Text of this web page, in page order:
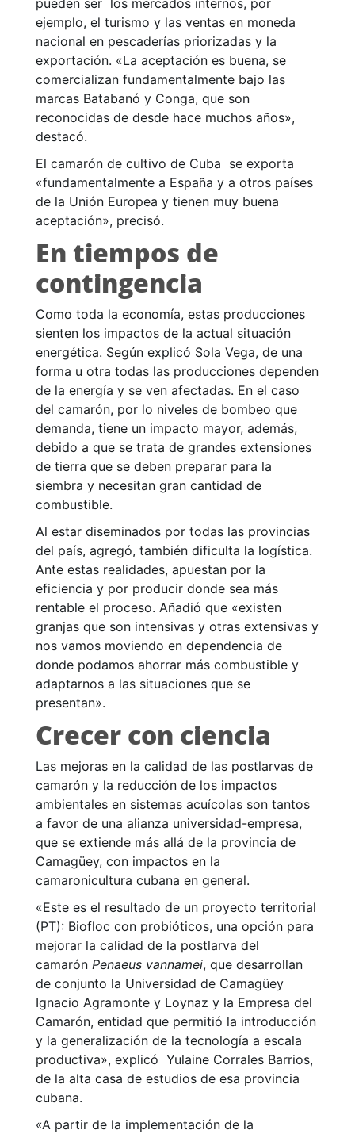
pueden ser los mercados internos, por
ejemplo, el turismo y las ventas en moneda
nacional en pescaderías priorizadas y la
exportación. «La aceptación es buena, se
comercializan fundamentalmente bajo las
marcas Batabanó y Conga, que son
reconocidas de desde hace muchos años»,
destacó.
El camarón de cultivo de Cuba se exporta
«fundamentalmente a España y a otros países
de la Unión Europea y tienen muy buena
aceptación», precisó.
En tiempos de
contingencia
Como toda la economía, estas producciones
sienten los impactos de la actual situación
energética. Según explicó Sola Vega, de una
forma u otra todas las producciones dependen
de la energía y se ven afectadas. En el caso
del camarón, por lo niveles de bombeo que
demanda, tiene un impacto mayor, además,
debido a que se trata de grandes extensiones
de tierra que se deben preparar para la
siembra y necesitan gran cantidad de
combustible.
Al estar diseminados por todas las provincias
del país, agregó, también dificulta la logística.
Ante estas realidades, apuestan por la
eficiencia y por producir donde sea más
rentable el proceso. Añadió que «existen
granjas que son intensivas y otras extensivas y
nos vamos moviendo en dependencia de
donde podamos ahorrar más combustible y
adaptarnos a las situaciones que se
presentan».
Crecer con ciencia
Las mejoras en la calidad de las postlarvas de
camarón y la reducción de los impactos
ambientales en sistemas acuícolas son tantos
a favor de una alianza universidad-empresa,
que se extiende más allá de la provincia de
Camagüey, con impactos en la
camaronicultura cubana en general.
«Este es el resultado de un proyecto territorial
(PT): Biofloc con probióticos, una opción para
mejorar la calidad de la postlarva del
camarón Penaeus vannamei, que desarrollan
de conjunto la Universidad de Camagüey
Ignacio Agramonte y Loynaz y la Empresa del
Camarón, entidad que permitió la introducción
y la generalización de la tecnología a escala
productiva», explicó Yulaine Corrales Barrios,
de la alta casa de estudios de esa provincia
cubana.
«A partir de la implementación de la